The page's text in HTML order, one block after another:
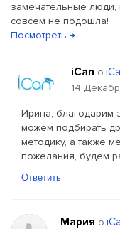
замечательные люди,
совсем не подошла!
Посмотреть →
iCan о
14
Ирина,
можем подбирать
методику, а также
пожелания, будем
Ответить
Мария о